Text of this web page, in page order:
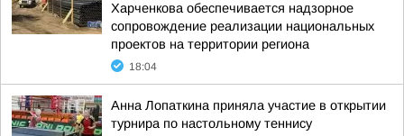
Харченкова обеспечивается надзорное
сопровождение реализации национальных
проектов на территории региона
18:04
Анна Лопаткина приняла участие в открытии
турнира по настольному теннису